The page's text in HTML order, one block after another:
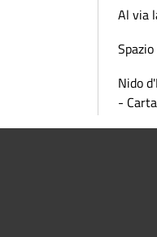
Al via
Nido
-